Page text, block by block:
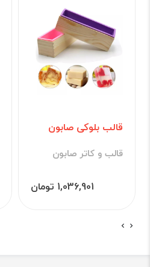
قالب بلوکی صابون
قالب و کاتر صابون
1,036,901 تومان